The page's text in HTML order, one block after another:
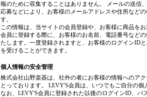
報のために収集することはありません。 メールの送信
応募などにより、お客様のメールアドレスや住所など
す。
この情報は、当サイトの会員登録や、お客様に商品を
会員に登録する際に、お客様のお名前、電話番号など
たします。一度登録されますと、お客様のログインID
を受けることができます。
個人情報の安全管理
株式会社山野楽器は、社外の者にお客様の情報へのア
とっております。 LEVY'S会員は、いつでもご自分の個
なお、LEVY'S会員に登録された以後のログインID、パ